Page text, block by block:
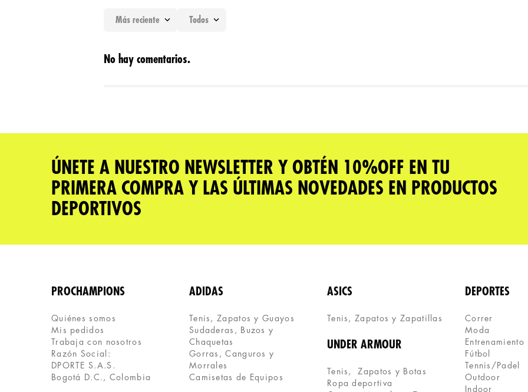
★★★★★
Dirección de email
ENVIAR COMENTARIO
Más reciente Todos
No hay comentarios.
ÚNETE A NUESTRO NEWSLETTER Y OBTÉN 10%OFF EN TU
PRIMERA COMPRA Y LAS ÚLTIMAS NOVEDADES EN PRODUCTOS
DEPORTIVOS
PROCHAMPIONS
Quiénes somos
Mis pedidos
Trabaja con nosotros
Razón Social:
DPORTE S.A.S.
Bogotá D.C., Colombia
ADIDAS
Tenis, Zapatos y Guayos
Sudaderas, Buzos y
Chaquetas
Gorras, Canguros y
Morrales
Camisetas de Equipos
ASICS
Tenis, Zapatos y Zapatillas
UNDER ARMOUR
Tenis,  Zapatos y Botas
Ropa deportiva
DEPORTES
Correr
Moda
Entrenamiento
Fútbol
Tennis/Padel
Outdoor
Indoor